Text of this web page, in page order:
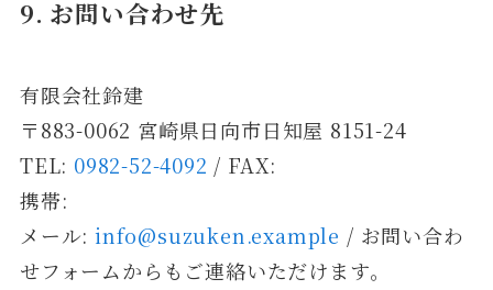
9. お問い合わせ先
有限会社鈴建
〒883-0062 宮崎県日向市日知屋 8151-24
TEL: 0982-52-4092 / FAX:
携帯:
メール: info@suzuken.example / お問い合わ
せフォームからもご連絡いただけます。